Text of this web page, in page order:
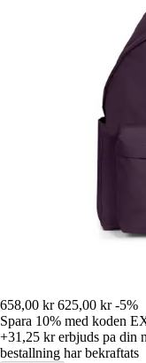
658,00 kr 625,00 kr -5%
Spara 10% med koden
+31,25 krerbjuds pa din
bestallning har bekraftats